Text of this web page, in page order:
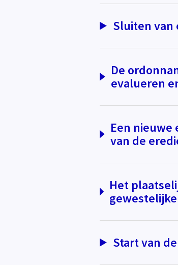
Sluiten van
De
evalueren
Een
van de
Het
Start van